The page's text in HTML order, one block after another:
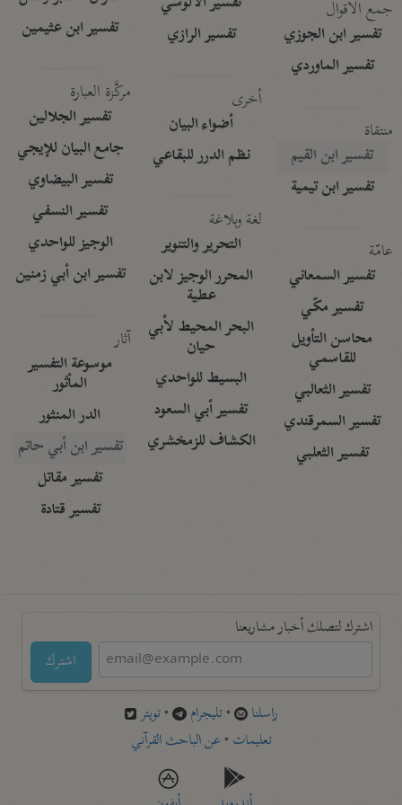
جمع الأقوال
تفسير ابن الجوزي
تفسير الماوردي
منتقاة
تفسير ابن القيم
تفسير ابن تيمية
عامّة
تفسير السمعاني
تفسير مكّي
محاسن التأويل
للقاسمي
تفسير الثعالبي
تفسير السمرقندي
تفسير الثعلبي
تفسير الرازي
أخرى
أضواء البيان
نظم الدرر للبقاعي
لغة وبلاغة
التحرير والتنوير
المحرر الوجيز لابن
عطية
البحر المحيط لأبي
حيان
البسيط للواحدي
تفسير أبي السعود
الكشاف للزمخشري
تفسير ابن عثيمين
مركَّزة العبارة
تفسير الجلالين
جامع البيان للإيجي
تفسير البيضاوي
تفسير النسفي
الوجيز للواحدي
تفسير ابن أبي زمنين
آثار
موسوعة التفسير
المأثور
الدر المنثور
تفسير ابن أبي حاتم
تفسير مقاتل
تفسير قتادة
اشترك لتصلك أخبار مشاريعنا
اشترك
راسلنا •تليجرام •تويتر
تعليمات •عن الباحث القرآني